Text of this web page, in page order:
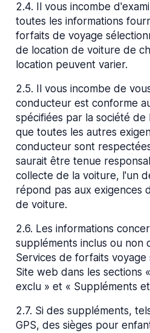
2.4.
Il vous incombe
toutes les informations
forfaits de voyage
de location de voiture de
location peuvent varier.
2.5.
Il vous incombe de
conducteur est conforme
spécifiées par la société
que toutes les autres
conducteur sont
saurait être tenue
collecte de la voiture, l'un
répond pas aux exigences
de voiture.
2.6. Les informations
suppléments inclus ou non
Services de forfaits
Site web dans les sections
exclu » et « Suppléments
2.7. Si des suppléments,
GPS, des sièges pour